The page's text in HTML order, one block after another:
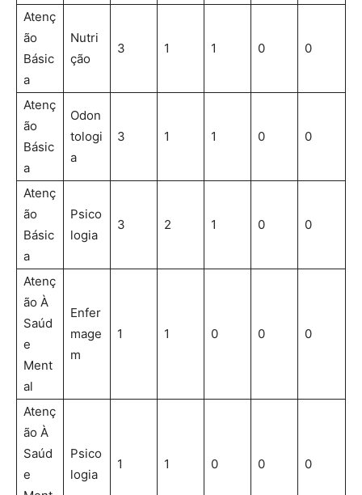
Atenç
ão
Básic
a
Nutri
ção
3 1 1 0 0
Atenç
ão
Básic
a
Odon
tologi
a
3 1 1 0 0
Atenç
ão
Básic
a
Psico
logia
3 2 1 0 0
Atenç
ão À
Saúd
e
Ment
al
Enfer
mage
m
1 1 0 0 0
Atenç
ão À
Saúd
e
Psico
logia
1 1 0 0 0